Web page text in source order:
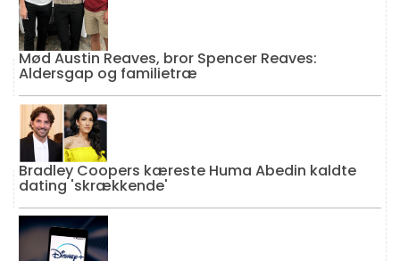
Mød Austin Reaves, bror Spencer Reaves:
Aldersgap og familietræ
Bradley Coopers kæreste Huma Abedin kaldte
dating 'skrækkende'